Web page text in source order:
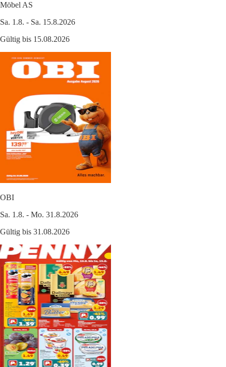
Möbel AS
Sa. 1.8. - Sa. 15.8.2026
Gültig bis 15.08.2026
OBI
Sa. 1.8. - Mo. 31.8.2026
Gültig bis 31.08.2026